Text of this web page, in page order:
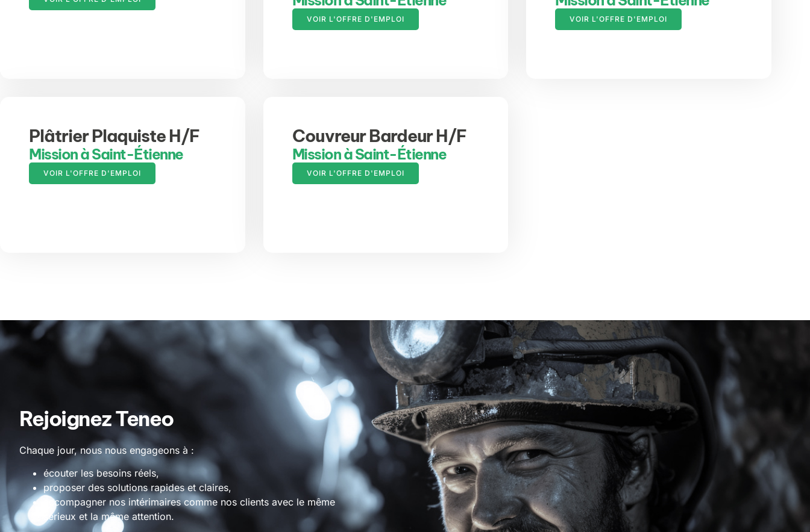
VOIR L'OFFRE D'EMPLOI VOIR L'OFFRE D'EMPLOI
Plâtrier Plaquiste H/F
Mission à Saint-Étienne
VOIR L'OFFRE D'EMPLOI
Couvreur Bardeur H/F
Mission à Saint-Étienne
VOIR L'OFFRE D'EMPLOI
Rejoignez Teneo
Chaque jour, nous nous engageons à :
écouter les besoins réels,
proposer des solutions rapides et claires,
accompagnernos intérimaires comme nos clients avec le même
sérieux et la même attention.